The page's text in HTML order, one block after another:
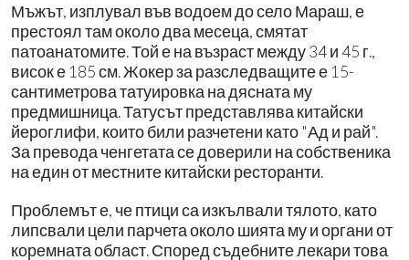
Мъжът, изплувал във водоем до село Мараш, е
престоял там около два месеца, смятат
патоанатомите. Той е на възраст между 34 и 45 г.,
висок е 185 см. Жокер за разследващите е 15-
сантиметрова татуировка на дясната му
предмишница. Татусът представлява китайски
йероглифи, които били разчетени като "Ад и рай".
За превода ченгетата се доверили на собственика
на един от местните китайски ресторанти.
Проблемът е, че птици са изкълвали тялото, като
липсвали цели парчета около шията му и органи от
коремната област. Според съдебните лекари това